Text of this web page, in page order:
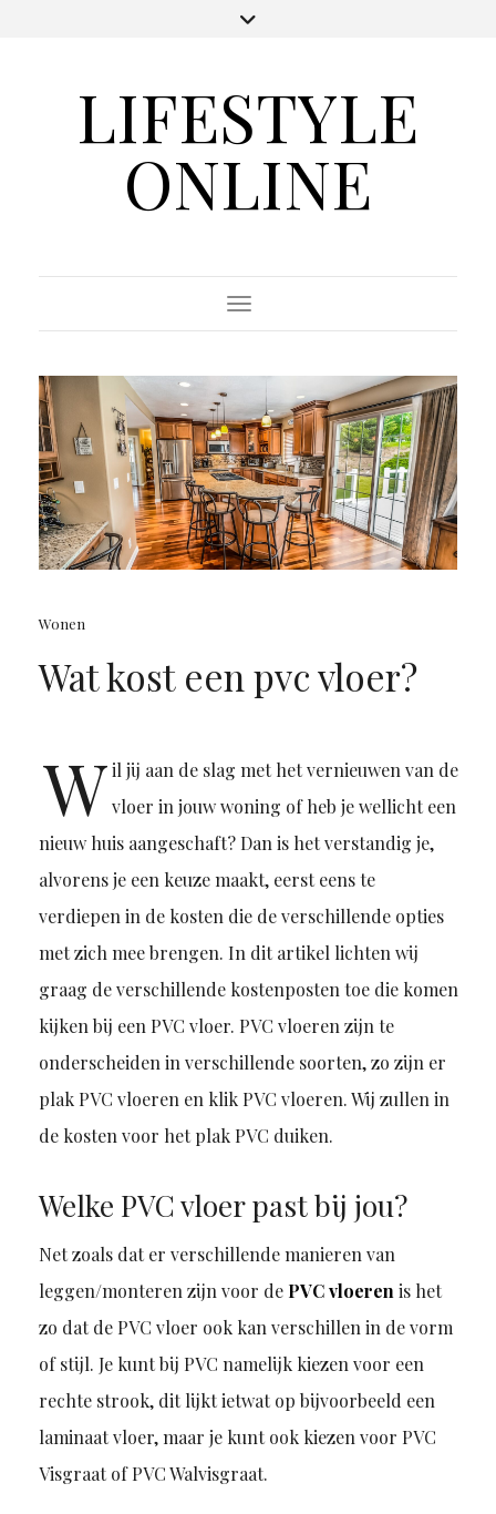
LIFESTYLE
ONLINE
Toggle Navigation
Wonen
Wat kost een pvc vloer?
W il jij aan de slag met het vernieuwen van de
vloer in jouw woning of heb je wellicht een
nieuw huis aangeschaft? Dan is het verstandig je,
alvorens je een keuze maakt, eerst eens te
verdiepen in de kosten die de verschillende opties
met zich mee brengen. In dit artikel lichten wij
graag de verschillende kostenposten toe die komen
kijken bij een PVC vloer. PVC vloeren zijn te
onderscheiden in verschillende soorten, zo zijn er
plak PVC vloeren en klik PVC vloeren. Wij zullen in
de kosten voor het plak PVC duiken.
Welke PVC vloer past bij jou?
Net zoals dat er verschillende manieren van
leggen/monteren zijn voor de PVC vloerenis het
zo dat de PVC vloer ook kan verschillen in de vorm
of stijl. Je kunt bij PVC namelijk kiezen voor een
rechte strook, dit lijkt ietwat op bijvoorbeeld een
laminaat vloer, maar je kunt ook kiezen voor PVC
Visgraat of PVC Walvisgraat.